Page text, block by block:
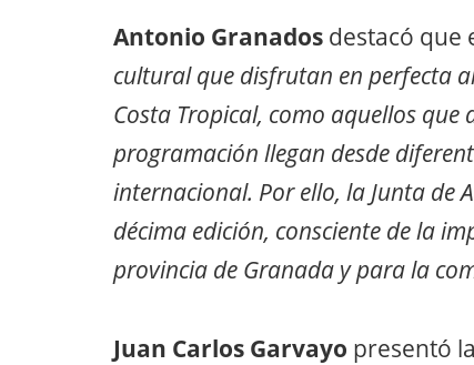
Antonio Granados destacó que
cultural que disfrutan en perfecta
Costa Tropical, como aquellos
programación llegan desde
internacional. Por ello, la Junta de
décima edición, consciente de la
provincia de Granada y para la
Juan Carlos Garvayo presentó la